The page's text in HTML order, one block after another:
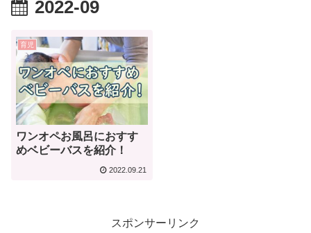
2022-09
育児
ワンオペお風呂におすす
めベビーバスを紹介！
2022.09.21
スポンサーリンク